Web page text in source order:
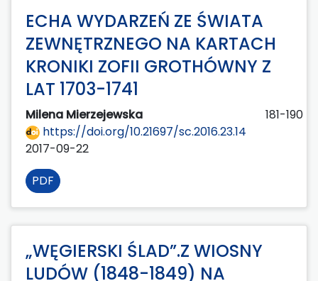
ECHA WYDARZEŃ ZE ŚWIATA
ZEWNĘTRZNEGO NA KARTACH
KRONIKI ZOFII GROTHÓWNY Z
LAT 1703-1741
Milena Mierzejewska
181-190
https://doi.org/10.21697/sc.2016.23.14
2017-09-22
PDF
„WĘGIERSKI ŚLAD”.Z WIOSNY
LUDÓW (1848-1849) NA